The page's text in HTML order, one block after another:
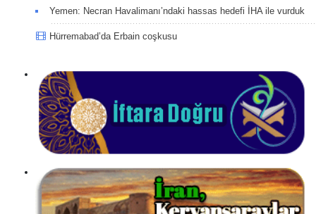
Yemen: Necran Havalimanı’ndaki hassas hedefi İHA ile vurduk
Hürremabad’da Erbain coşkusu